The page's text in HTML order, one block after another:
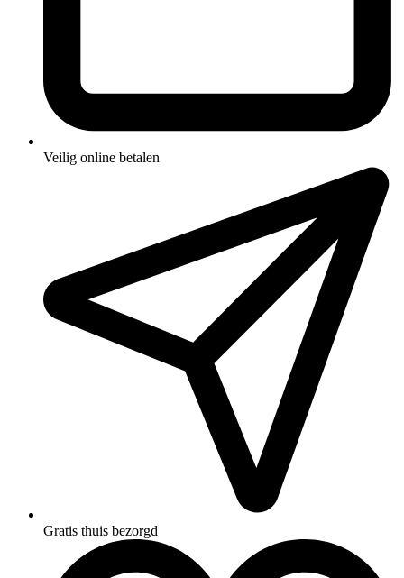
Veilig online betalen
Gratis thuis bezorgd